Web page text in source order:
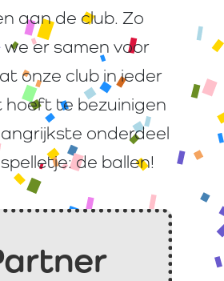
aan de club. Zo
er samen voor
onze club in ieder
hoeft te bezuinigen
onderdeel
de ballen!